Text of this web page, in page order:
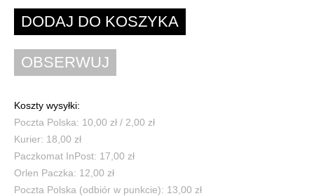
Koszty wysyłki:
Poczta Polska: 10,00 zł / 2,00 zł
Kurier: 18,00 zł
Paczkomat InPost: 17,00 zł
Orlen Paczka: 12,00 zł
Poczta Polska (odbiór w punkcie): 13,00 zł